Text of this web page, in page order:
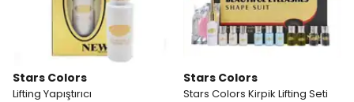
Stars Colors
Lifting Yapıştırıcı
Stars Colors
Stars Colors Kirpik Lifting Seti